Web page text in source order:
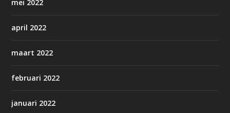
mei 2022
april 2022
maart 2022
februari 2022
januari 2022